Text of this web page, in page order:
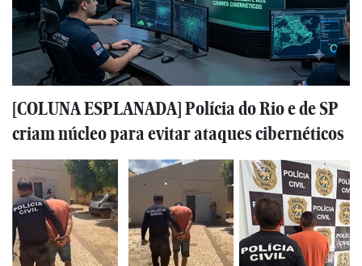
[COLUNA ESPLANADA] Polícia do Rio e de SP
criam núcleo para evitar ataques cibernéticos